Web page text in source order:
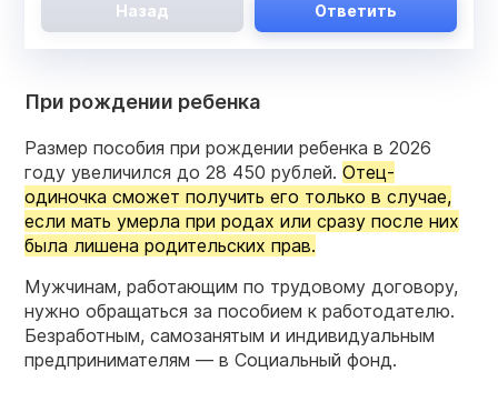
Назад Ответить
При рождении ребенка
Размер пособия при рождении ребенка в 2026
году увеличился до 28 450 рублей. Отец-
одиночка сможет получить его только в случае,
если мать умерла при родах или сразу после них
была лишена родительских прав.
Мужчинам, работающим по трудовому договору,
нужно обращаться за пособием к работодателю.
Безработным, самозанятым и индивидуальным
предпринимателям — в Социальный фонд.